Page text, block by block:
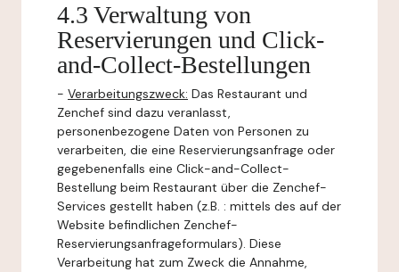
4.3 Verwaltung von
Reservierungen und Click-
and-Collect-Bestellungen
- Verarbeitungszweck: Das Restaurant und
Zenchef sind dazu veranlasst,
personenbezogene Daten von Personen zu
verarbeiten, die eine Reservierungsanfrage oder
gegebenenfalls eine Click-and-Collect-
Bestellung beim Restaurant über die Zenchef-
Services gestellt haben (z.B. : mittels des auf der
Website befindlichen Zenchef-
Reservierungsanfrageformulars). Diese
Verarbeitung hat zum Zweck die Annahme,